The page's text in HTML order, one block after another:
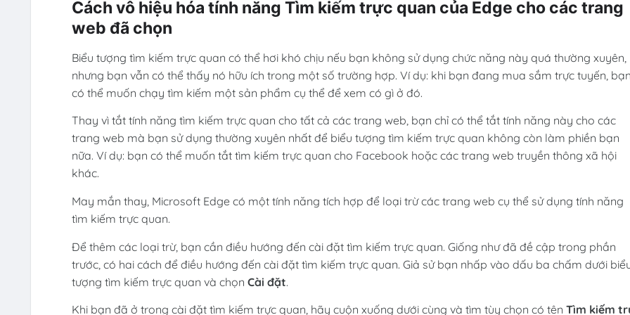
Cách vô hiệu hóa tính năng Tìm kiếm trực quan của Edge cho các trang
web đã chọn
Biểu tượng tìm kiếm trực quan có thể hơi khó chịu nếu bạn không sử dụng chức năng này quá thường xuyên,
nhưng bạn vẫn có thể thấy nó hữu ích trong một số trường hợp. Ví dụ: khi bạn đang mua sắm trực tuyến, bạn
có thể muốn chạy tìm kiếm một sản phẩm cụ thể để xem có gì ở đó.
Thay vì tắt tính năng tìm kiếm trực quan cho tất cả các trang web, bạn chỉ có thể tắt tính năng này cho các
trang web mà bạn sử dụng thường xuyên nhất để biểu tượng tìm kiếm trực quan không còn làm phiền bạn
nữa. Ví dụ: bạn có thể muốn tắt tìm kiếm trực quan cho Facebook hoặc các trang web truyền thông xã hội
khác.
May mắn thay, Microsoft Edge có một tính năng tích hợp để loại trừ các trang web cụ thể sử dụng tính năng
tìm kiếm trực quan.
Để thêm các loại trừ, bạn cần điều hướng đến cài đặt tìm kiếm trực quan. Giống như đã đề cập trong phần
trước, có hai cách để điều hướng đến cài đặt tìm kiếm trực quan. Giả sử bạn nhấp vào dấu ba chấm dưới
tượng tìm kiếm trực quan và chọn Cài đặt.
Khi bạn đã ở trong cài đặt tìm kiếm trực quan, hãy cuộn xuống dưới cùng và tìm tùy chọn có tên Tìm kiếm